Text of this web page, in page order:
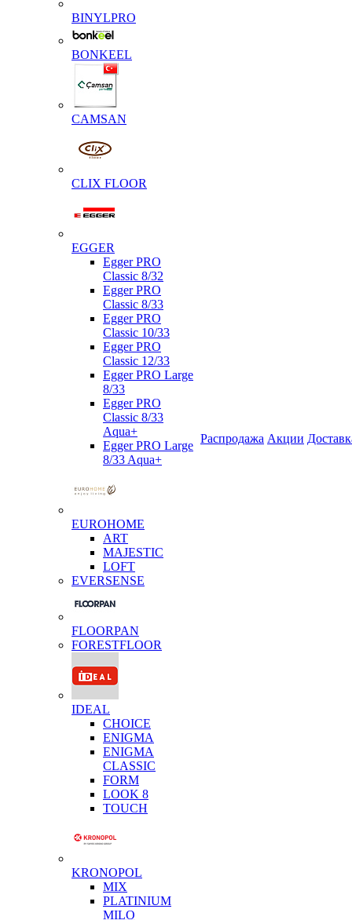
BINYLPRO
BONKEEL
CAMSAN
CLIX FLOOR
EGGER
Egger PRO
Classic 8/32
Egger PRO
Classic 8/33
Egger PRO
Classic 10/33
Egger PRO
Classic 12/33
Egger PRO Large
8/33
Egger PRO
Classic 8/33
Aqua+
Egger PRO Large
8/33 Aqua+
EUROHOME
ART
MAJESTIC
LOFT
EVERSENSE
FLOORPAN
FORESTFLOOR
IDEAL
CHOICE
ENIGMA
ENIGMA
CLASSIC
FORM
LOOK 8
TOUCH
KRONOPOL
MIX
PLATINIUM
MILO
Распродажа Акции